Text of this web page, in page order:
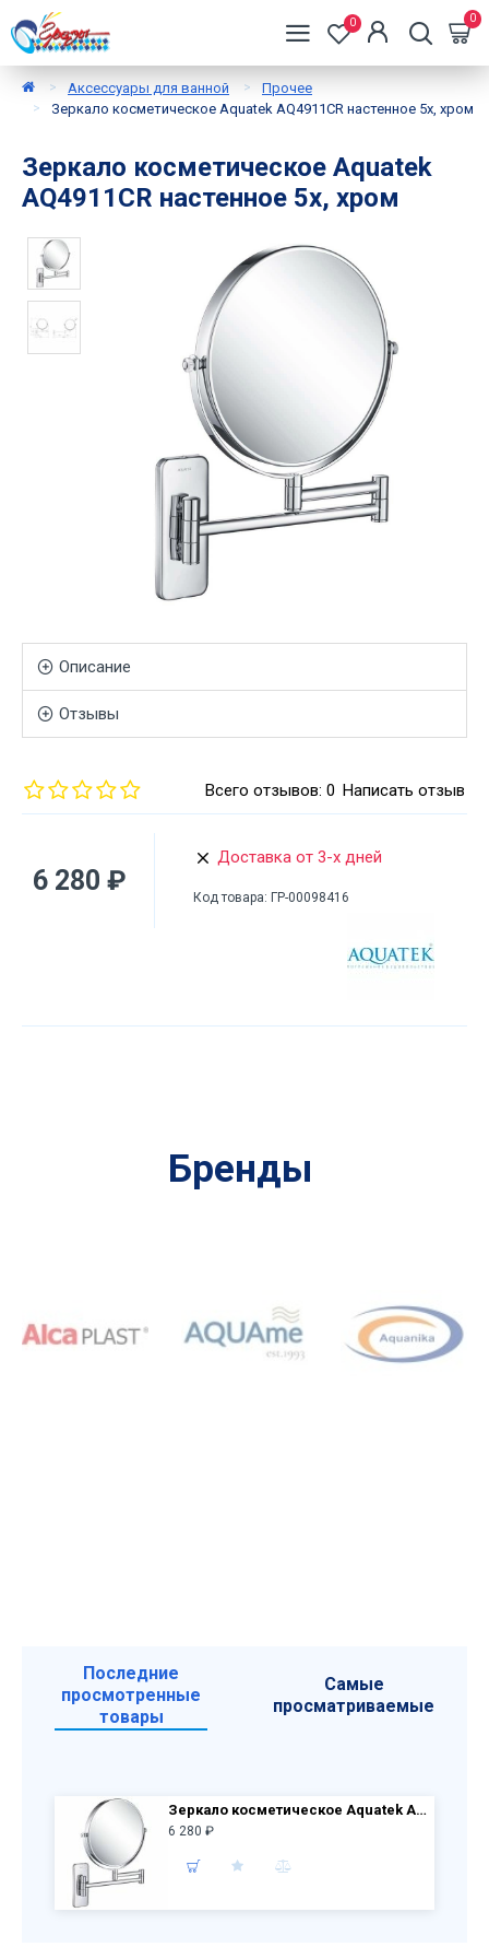
0 0
Аксессуары для ванной
Прочее
Зеркало косметическое Aquatek AQ4911CR настенное 5х, хром
Зеркало косметическое Aquatek
AQ4911CR настенное 5х, хром
Описание
Отзывы
Всего отзывов: 0 Написать отзыв
6 280 ₽
Доставка от 3-х дней
Код товара: ГР-00098416
Бренды
Последние
просмотренные
товары
Самые
просматриваемые
Зеркало косметическое Aquatek AQ4911CR настенное 5х, хром
6 280 ₽